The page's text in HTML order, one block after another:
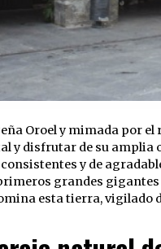
Oroel y mimada por
y disfrutar de su
y de
grandes gigantes
esta tierra, vigilado